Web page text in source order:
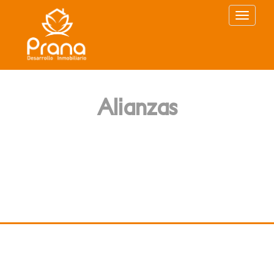
Toggle
Alianzas